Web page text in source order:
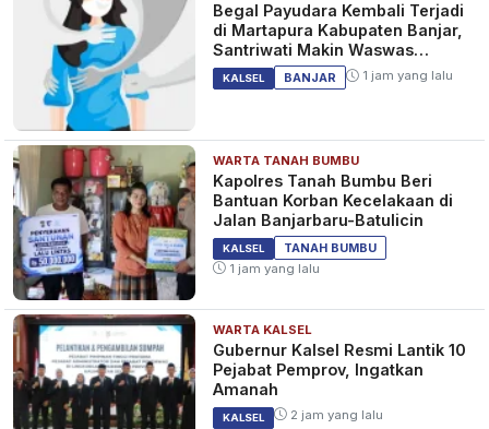
Begal Payudara Kembali Terjadi
di Martapura Kabupaten Banjar,
Santriwati Makin Waswas
Melintas
KALSEL BANJAR 1 jam yang lalu
WARTA TANAH BUMBU
Kapolres Tanah Bumbu Beri
Bantuan Korban Kecelakaan di
Jalan Banjarbaru-Batulicin
KALSEL
TANAH BUMBU
1 jam yang lalu
WARTA KALSEL
Gubernur Kalsel Resmi Lantik 10
Pejabat Pemprov, Ingatkan
Amanah
KALSEL 2 jam yang lalu